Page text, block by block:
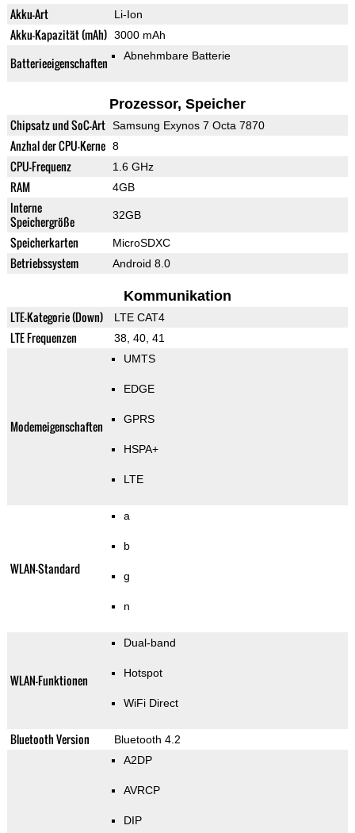
Akku-Art Li-Ion
Akku-Kapazität (mAh) 3000 mAh
Batterieeigenschaften Abnehmbare Batterie
Prozessor, Speicher
Chipsatz und SoC-Art Samsung Exynos 7 Octa 7870
Anzhal der CPU-Kerne 8
CPU-Frequenz 1.6 GHz
RAM 4GB
Interne
Speichergröße
32GB
Speicherkarten MicroSDXC
Betriebssystem Android 8.0
Kommunikation
LTE-Kategorie (Down) LTE CAT4
LTE Frequenzen 38, 40, 41
Modemeigenschaften
UMTS
EDGE
GPRS
HSPA+
LTE
WLAN-Standard
a
b
g
n
WLAN-Funktionen
Dual-band
Hotspot
WiFi Direct
Bluetooth Version Bluetooth 4.2
A2DP
AVRCP
DIP